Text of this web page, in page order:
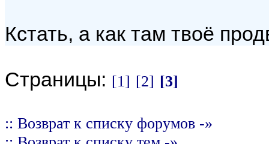
Кстать, а как там твоё
Страницы: [1] [2] [3]
:: Возврат к списку форумов -»